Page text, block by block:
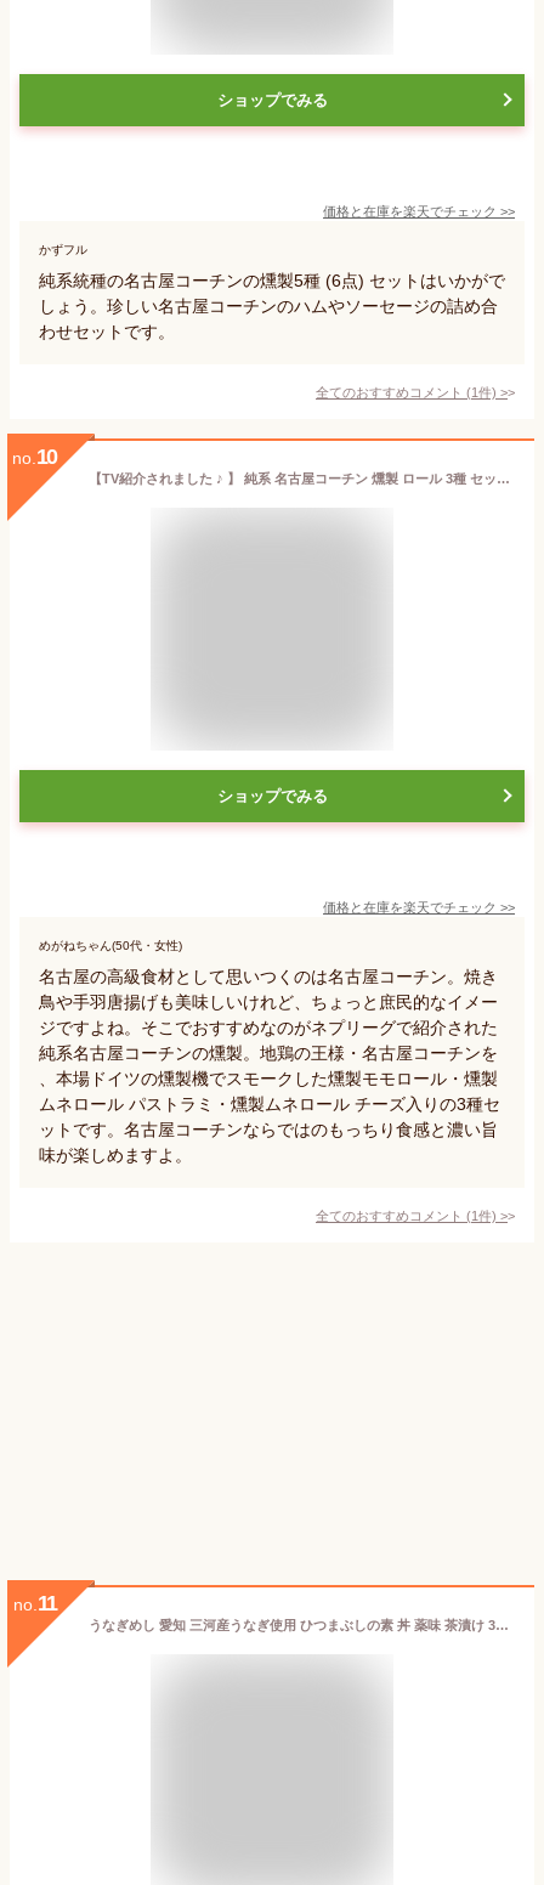
ショップでみる
価格と在庫を楽天でチェック >>
かずフル
純系統種の名古屋コーチンの燻製5種 (6点) セットはいかがで
しょう。珍しい名古屋コーチンのハムやソーセージの詰め合
わせセットです。
全てのおすすめコメント (1件) >
no. 10
【TV紹介されました ♪ 】 純系 名古屋コーチン 燻製 ロール 3種 セット ギフト プレゼント ハム ソーセージ 国産 高級 鶏肉 地鶏 食べ物 グルメ お取り寄せ おつまみ 肉 詰め合わせ 誕生日 結婚 出産 内祝い 手提げ お土産 お歳暮 49
ショップでみる
価格と在庫を楽天でチェック >>
めがねちゃん(50代・女性)
名古屋の高級食材として思いつくのは名古屋コーチン。焼き
鳥や手羽唐揚げも美味しいけれど、ちょっと庶民的なイメー
ジですよね。そこでおすすめなのがネプリーグで紹介された
純系名古屋コーチンの燻製。地鶏の王様・名古屋コーチンを
、本場ドイツの燻製機でスモークした燻製モモロール・燻製
ムネロール パストラミ・燻製ムネロール チーズ入りの3種セ
ットです。名古屋コーチンならではのもっちり食感と濃い旨
味が楽しめますよ。
全てのおすすめコメント (1件) >
no. 11
うなぎめし 愛知 三河産うなぎ使用 ひつまぶしの素 丼 薬味 茶漬け 3通り たれ 薬味付き 名古屋 グルメ お取り寄せ お土産